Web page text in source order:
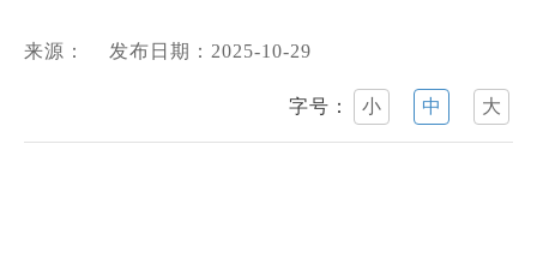
来源： 发布日期：2025-10-29
字号：小 中 大